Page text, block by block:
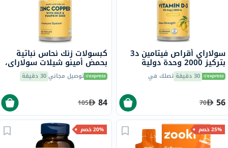
سولاراي أقراص فيتامين د3
بتركيز 2000 وحدة دولية
لتقوية العظام حزمة من 60
30 دقيقة تصلك في
56
70
كبسولات زنك نحاس نباتية
بحمض أمينو شيلات سولاراي،
100 كبسولة توصيل مجاني30 دقيقة
84
105
25% خصم 20% خصم